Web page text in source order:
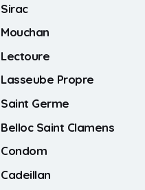
Sirac
Mouchan
Lectoure
Lasseube Propre
Saint Germe
Belloc Saint Clamens
Condom
Cadeillan